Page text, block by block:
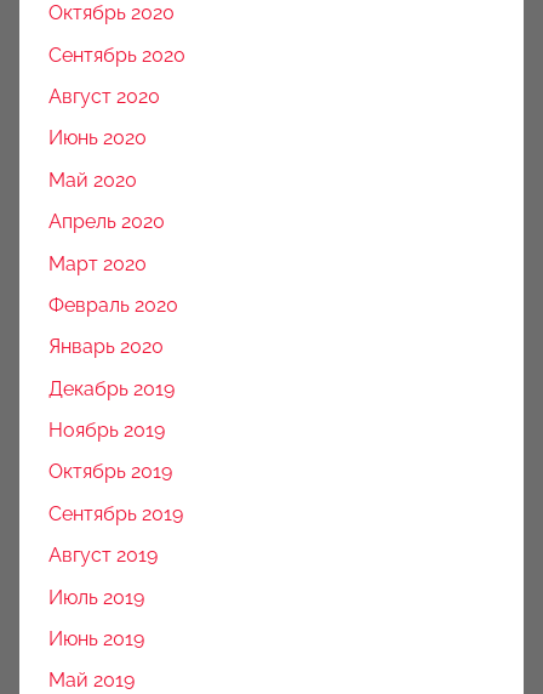
Октябрь 2020
Сентябрь 2020
Август 2020
Июнь 2020
Май 2020
Апрель 2020
Март 2020
Февраль 2020
Январь 2020
Декабрь 2019
Ноябрь 2019
Октябрь 2019
Сентябрь 2019
Август 2019
Июль 2019
Июнь 2019
Май 2019